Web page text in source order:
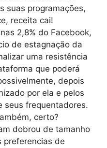
suas programações,
receita cai!
2,8% do Facebook,
de estagnação da
uma resistência
que poderá
depois
por ela e pelos
seus frequentadores.
certo?
dobrou de tamanho
preferencias de